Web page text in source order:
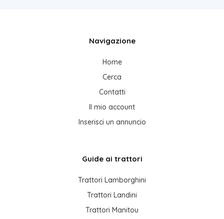
Navigazione
Home
Cerca
Contatti
Il mio account
Inserisci un annuncio
Guide ai trattori
Trattori Lamborghini
Trattori Landini
Trattori Manitou